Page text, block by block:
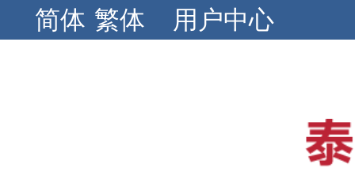
简体 繁体 用户中心